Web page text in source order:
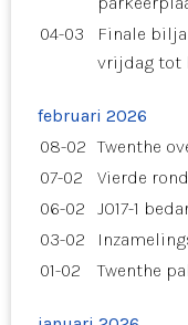
04-03
Finale
vrijdag tot
februari 2026
08-02 Twenthe
07-02
Vierde
06-02
JO17-1
03-02
01-02
Twenthe